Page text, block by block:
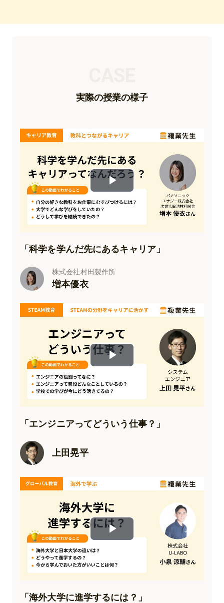
実際の授業の様子
Play
「科学を学んだ先にあるキャリア 」
株式会社村田製作所
増本優衣
Play
Video
「エンジニアってどういう仕事？ 」
上田晃平
Play
Video
「海外大学に進学するには？ 」